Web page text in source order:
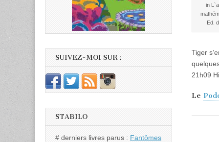
in
Ed.
Tiger
21h09
Le
SUIVEZ-MOI SUR :
STABILO
# derniers livres parus : Fantômes